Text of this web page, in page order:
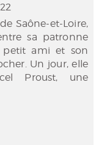
Saône-et-Loire,
sa patronne
petit ami et son
Un jour, elle
Proust, une